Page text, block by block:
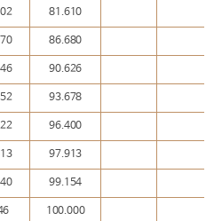
81.610
86.680
90.626
93.678
96.400
97.913
99.154
100.000